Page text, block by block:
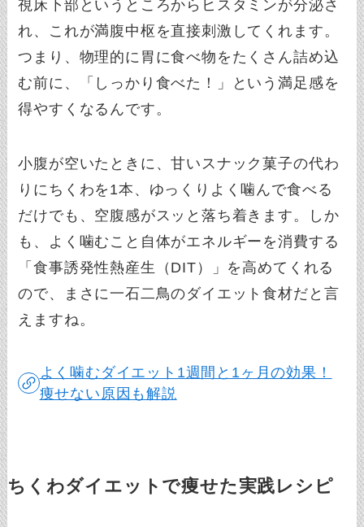
視床下部というところからヒスタミンが分泌さ
れ、これが満腹中枢を直接刺激してくれます。
つまり、物理的に胃に食べ物をたくさん詰め込
む前に、「しっかり食べた！」という満足感を
得やすくなるんです。
小腹が空いたときに、甘いスナック菓子の代わ
りにちくわを1本、ゆっくりよく噛んで食べる
だけでも、空腹感がスッと落ち着きます。しか
も、よく噛むこと自体がエネルギーを消費する
「食事誘発性熱産生（DIT）」を高めてくれる
ので、まさに一石二鳥のダイエット食材だと言
えますね。
よく噛むダイエット1週間と1ヶ月の効果！
痩せない原因も解説
ちくわダイエットで痩せた実践レシピ